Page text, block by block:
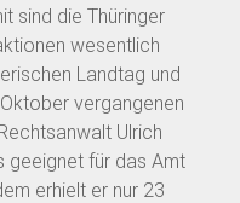
sind die Thüringer
wesentlich
Landtag und
vergangenen
Ulrich
geeignet für das Amt
erhielt er nur 23